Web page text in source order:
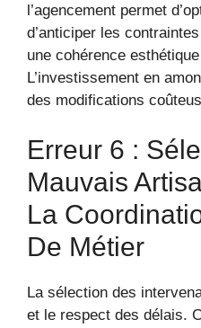
l’agencement permet
d’anticiper les
une cohérence
L’investissement en
des modifications
Erreur 6 :
Mauvais
La
De Métier
La sélection des
et le respect des délais.